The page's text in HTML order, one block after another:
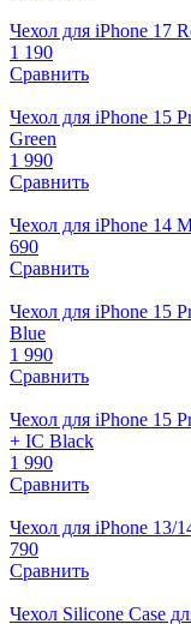
Чехол для iPhone 17
1 190
Сравнить
Чехол для iPhone 15
Green
1 990
Сравнить
Чехол для iPhone 14
690
Сравнить
Чехол для iPhone 15
Blue
1 990
Сравнить
Чехол для iPhone 15
+ IC Black
1 990
Сравнить
Чехол для iPhone 13/
790
Сравнить
Чехол Silicone Case